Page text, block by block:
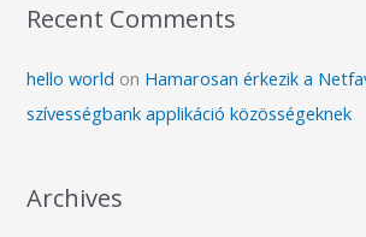
Recent Comments
hello world on Hamarosan érkezik a
szívességbank applikáció közösségeknek
Archives